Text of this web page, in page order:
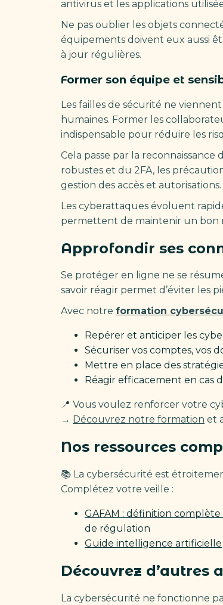
antivirus et les applications
Ne pas oublier les objets
équipements doivent eux aussi
à jour régulières.
Former son équipe et
Les failles de sécurité ne
humaines. Former les
indispensable pour réduire les
Cela passe par la reconnaissance
robustes et du 2FA, les
gestion des accès et autorisations.
Les cyberattaques évoluent
permettent de maintenir un bon
Approfondir ses
Se protéger en ligne ne se
savoir réagir permet d’éviter les
Avec notre formation
Repérer et anticiper les
Sécuriser vos comptes, vos
Mettre en place des
Réagir efficacement en cas
📍 Vous voulez renforcer votre
→ Découvrez notre formation et
Nos ressources
📚 La cybersécurité est
Complétez votre veille :
GAFAM : définition
de régulation
Guide intelligence artificielle
Découvrez d’autres
La cybersécurité ne fonctionne